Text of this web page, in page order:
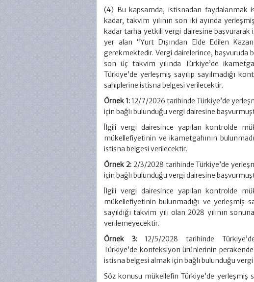
(4) Bu kapsamda, istisnadan faydalanmak
kadar, takvim yılının son iki ayında
kadar tarha yetkili vergi dairesine başvurarak
yer alan “Yurt Dışından Elde Edilen
gerekmektedir. Vergi dairelerince, başvuruda
son üç takvim yılında Türkiye’de
Türkiye’de yerleşmiş sayılıp sayılmadığı
sahiplerine istisna belgesi verilecektir.
Örnek 1: 12/7/2026 tarihinde Türkiye’de
için bağlı bulunduğu vergi dairesine
İlgili vergi dairesince yapılan kontrolde
mükellefiyetinin ve ikametgahının
istisna belgesi verilecektir.
Örnek 2: 2/3/2028 tarihinde Türkiye’de
için bağlı bulunduğu vergi dairesine
İlgili vergi dairesince yapılan kontrolde
mükellefiyetinin bulunmadığı ve yerleşmiş
sayıldığı takvim yılı olan 2028 yılının
verilemeyecektir.
Örnek 3: 12/5/2028 tarihinde
Türkiye’de konfeksiyon ürünlerinin
istisna belgesi almak için bağlı bulunduğu
Söz konusu mükellefin Türkiye’de yerleşmiş